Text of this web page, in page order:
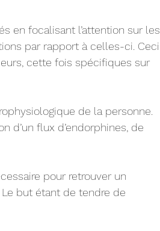
en focalisant l’attention sur les
par rapport à celles-ci. Ceci
cette fois spécifiques sur
de la personne.
d’un flux d’endorphines, de
pour retrouver un
but étant de tendre de